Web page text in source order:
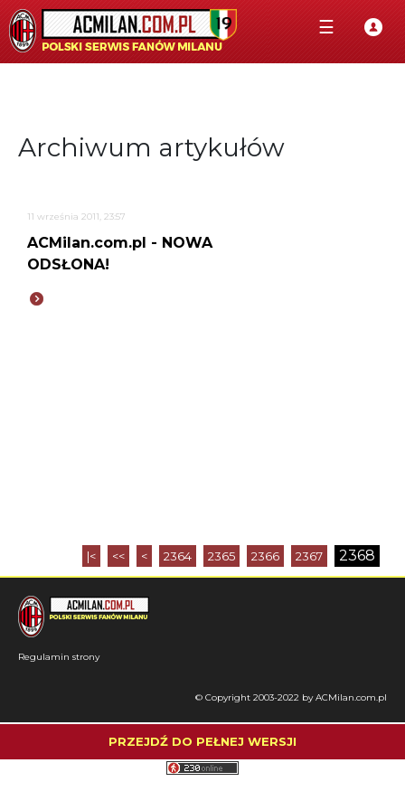
☰
Archiwum artykułów
11 września 2011, 23:57
ACMilan.com.pl - NOWA
ODSŁONA!
|< << < 2364 2365 2366 2367 2368
Regulamin strony
© Copyright 2003-2022 by ACMilan.com.pl
PRZEJDŹ DO PEŁNEJ WERSJI